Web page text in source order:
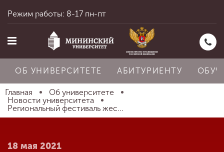
Главная
Режим работы: 8-17 пн-пт
ОБ УНИВЕРСИТЕТЕ АБИТУРИЕНТУ
Главная
Об университете
Новости университета
Региональный фестиваль жес...
18 мая 2021